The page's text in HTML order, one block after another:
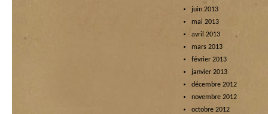
juin 2013
mai 2013
avril 2013
mars 2013
février 2013
janvier 2013
décembre 2012
novembre 2012
octobre 2012